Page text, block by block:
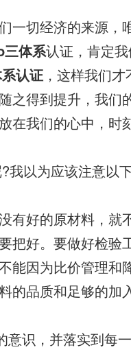
一切经济的来源，
体系认证，肯定
认证 ，这样我们
之得到提升，我们
在我们的心中，时
我以为应该注意以
有好的原材料，就
把好。要做好检验
能因为比价管理和
的品质和足够的加
意识，并落实到每